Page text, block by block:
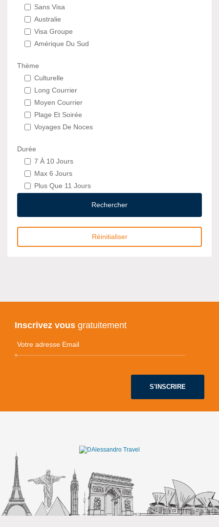
Sans Visa
Australie
Visa Groupe
Amérique Du Sud
Thème
Culturelle
Long Courrier
Moyen Courrier
Plage Et Soirée
Voyages De Noces
Durée
7 À 10 Jours
Max 6 Jours
Plus Que 11 Jours
Rechercher
Réinitialiser
Inscrivez vous gratuitement
S'INSCRIRE